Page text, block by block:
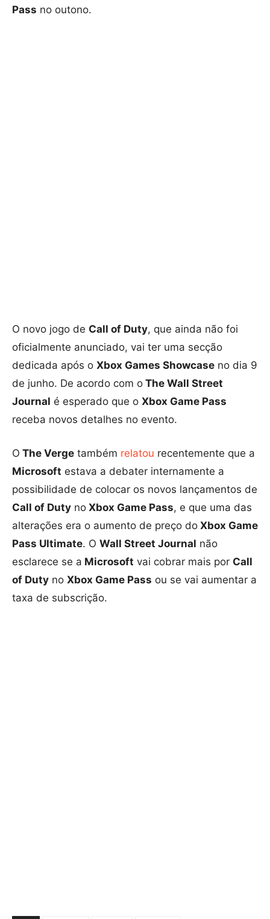
Pass no outono.
O novo jogo de Call of Duty, que ainda não foi
oficialmente anunciado, vai ter uma secção
dedicada após o Xbox Games Showcase no dia 9
de junho. De acordo com o The Wall Street
Journal é esperado que o Xbox Game Pass
receba novos detalhes no evento.
O The Verge também relatou recentemente que a
Microsoft estava a debater internamente a
possibilidade de colocar os novos lançamentos de
Call of Duty no Xbox Game Pass, e que uma das
alterações era o aumento de preço do Xbox Game
Pass Ultimate. O Wall Street Journal não
esclarece se a Microsoft vai cobrar mais por Call
of Duty no Xbox Game Pass ou se vai aumentar a
taxa de subscrição.